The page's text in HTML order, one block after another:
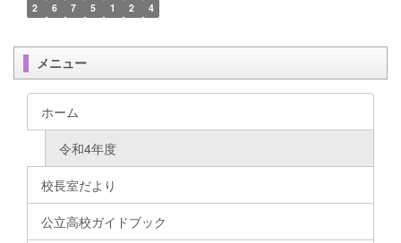
2 6 7 5 1 2 4
メニュー
ホーム
令和4年度
校長室だより
公立高校ガイドブック